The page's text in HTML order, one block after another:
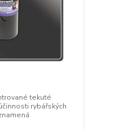
tekuté
rybářských